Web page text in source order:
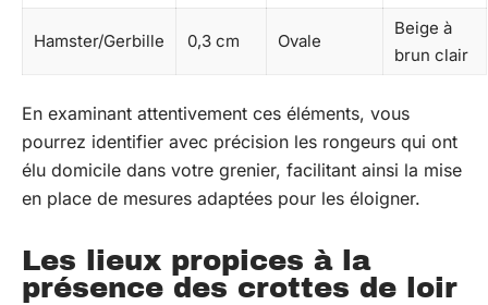
Hamster/Gerbille 0,3 cm Ovale
Beige à
brun clair
En examinant attentivement ces éléments, vous
pourrez identifier avec précision les rongeurs qui ont
élu domicile dans votre grenier, facilitant ainsi la mise
en place de mesures adaptées pour les éloigner.
Les lieux propices à la
présence des crottes de loir